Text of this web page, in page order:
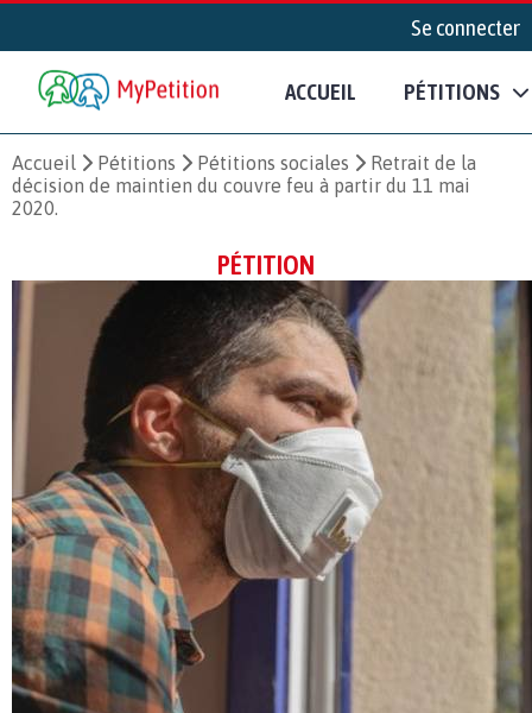
Se connecter
ACCUEIL PÉTITIONS
Accueil Pétitions Pétitions sociales
Retrait de la
décision de maintien du couvre feu à partir du 11 mai
2020.
PÉTITION